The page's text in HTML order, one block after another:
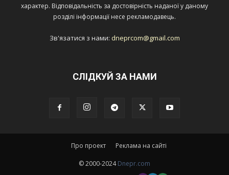
характер. Відповідальність за достовірність наданої у даному
розділі інформації несе рекламодавець.
Зв'язатися з нами: dneprcom@gmail.com
СЛІДКУЙ ЗА НАМИ
Про проект Реклама на сайті
© 2000-2024Dnepr.com